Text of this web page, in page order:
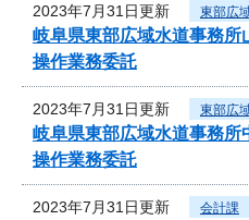
2023年7月31日更新 東部広
岐阜県東部広域水道事務
操作業務委託
2023年7月31日更新 東部広
岐阜県東部広域水道事務
操作業務委託
2023年7月31日更新 会計課